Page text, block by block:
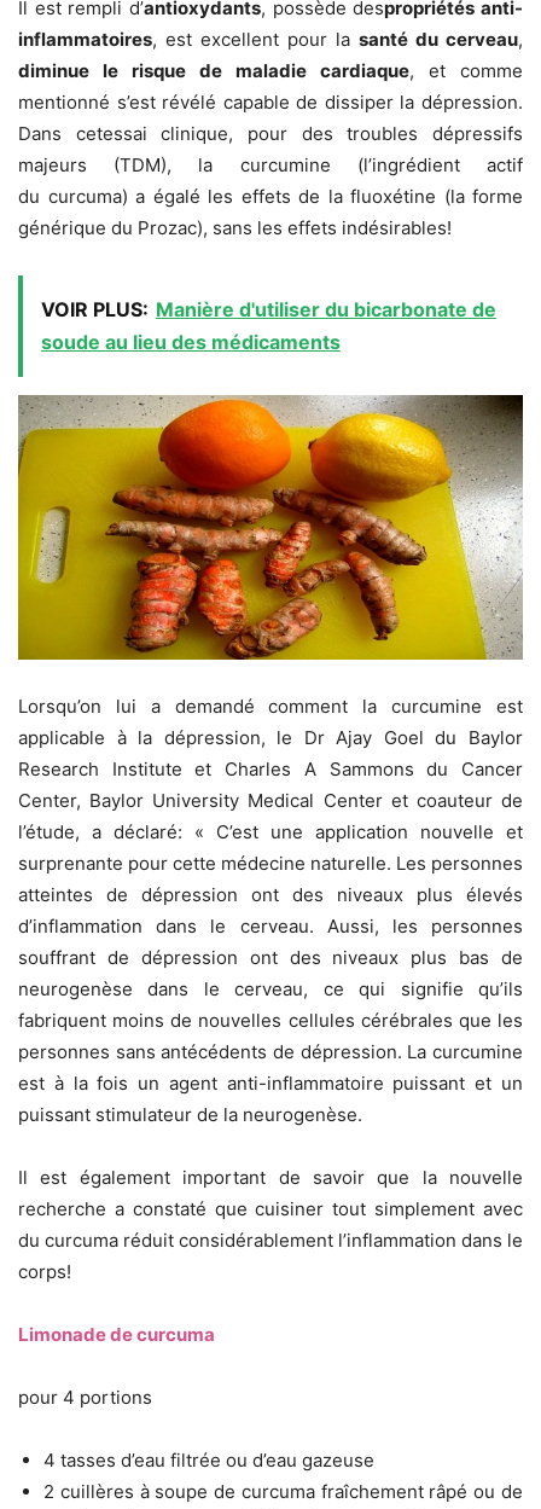
Il est rempli d’antioxydants, possède despropriétés anti-
inflammatoires, est excellent pour la santé du cerveau,
diminue le risque de maladie cardiaque, et comme
mentionné s’est révélé capable de dissiper la dépression.
Dans cetessai clinique, pour des troubles dépressifs
majeurs (TDM), la curcumine (l’ingrédient actif
du curcuma) a égalé les effets de la fluoxétine (la forme
générique du Prozac), sans les effets indésirables!
VOIR PLUS: Manière d'utiliser du bicarbonate de
soude au lieu des médicaments
Lorsqu’on lui a demandé comment la curcumine est
applicable à la dépression, le Dr Ajay Goel du Baylor
Research Institute et Charles A Sammons du Cancer
Center, Baylor University Medical Center et coauteur de
l’étude, a déclaré: « C’est une application nouvelle et
surprenante pour cette médecine naturelle. Les personnes
atteintes de dépression ont des niveaux plus élevés
d’inflammation dans le cerveau. Aussi, les personnes
souffrant de dépression ont des niveaux plus bas de
neurogenèse dans le cerveau, ce qui signifie qu’ils
fabriquent moins de nouvelles cellules cérébrales que les
personnes sans antécédents de dépression. La curcumine
est à la fois un agent anti-inflammatoire puissant et un
puissant stimulateur de la neurogenèse.
Il est également important de savoir que la nouvelle
recherche a constaté que cuisiner tout simplement avec
du curcuma réduit considérablement l’inflammation dans le
corps!
Limonade de curcuma
pour 4 portions
4 tasses d’eau filtrée ou d’eau gazeuse
2 cuillères à soupe de curcuma fraîchement râpé ou de